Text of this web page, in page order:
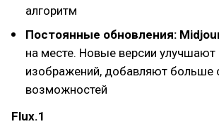
алгоритм
Постоянные обновления:
на месте. Новые версии улучшают
изображений, добавляют больше
возможностей
Flux.1